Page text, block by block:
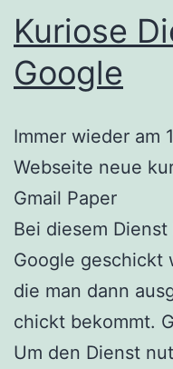
Kuriose
Google
Immer wieder am
Webseite neue
Gmail Paper
Bei diesem
Google geschickt
die man dann
chickt bekommt.
Um den Dienst